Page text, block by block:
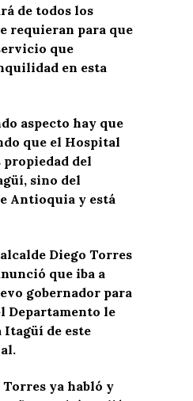
de todos los
requieran para que
que
en esta
aspecto hay que
que el Hospital
propiedad del
sino del
Antioquia y está
Diego Torres
que iba a
gobernador para
Departamento le
Itagüí de este
Torres ya habló y